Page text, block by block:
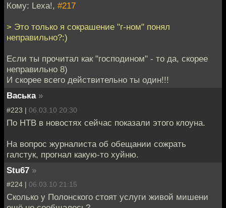
Кому: Lexa!, #217
> Это только я сокрашение "г-ном" понял
неправильно?:)
Если ты прочитал как "господином" - то да, скорее
неправильно 8)
И скорее всего действительно ты один!!!
Васька »
#223 | 06.03.10 20:30
По НТВ в новостях сейчас показали этого клоуна.
На вопрос журналиста об обещании сожрать
галстук, прогнал какую-то хуйню.
Stu67 »
#224 | 06.03.10 21:15
Сколько у Полонского стоят услуги живой мишени